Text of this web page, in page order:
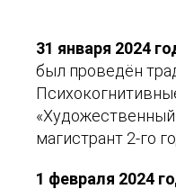
31 января 2024
был проведён
«Художественный
магистрант 2-го
1 февраля 2024